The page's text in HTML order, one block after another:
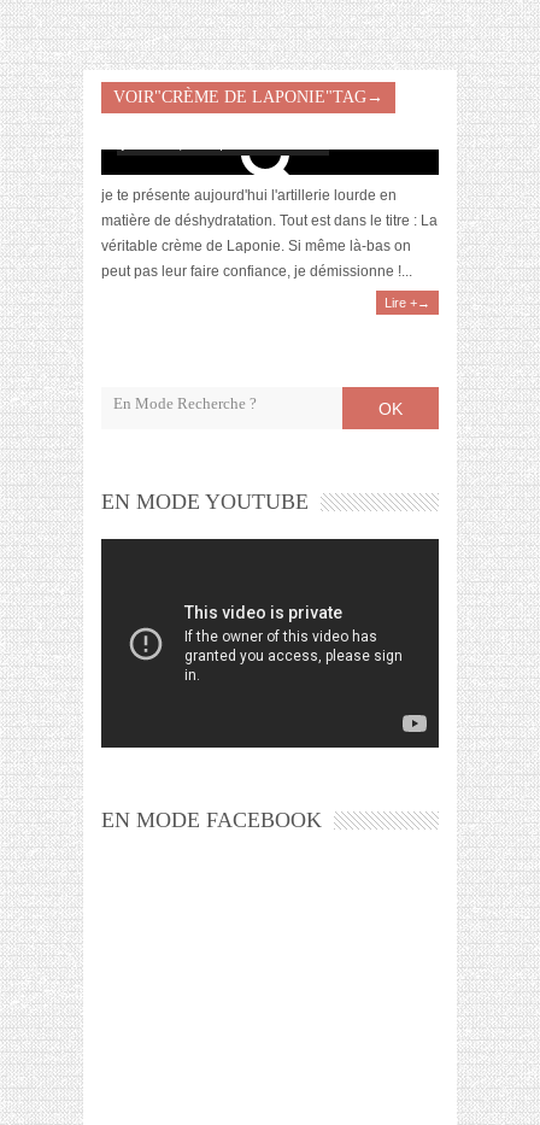
VOIR"CRÈME DE LAPONIE"TAG→
[Revue] La véritable crème de Laponie, signée
Polaar
je te présente aujourd'hui l'artillerie lourde en
matière de déshydratation. Tout est dans le titre : La
véritable crème de Laponie. Si même là-bas on
peut pas leur faire confiance, je démissionne !...
Lire +→
OK
EN MODE YOUTUBE
EN MODE FACEBOOK